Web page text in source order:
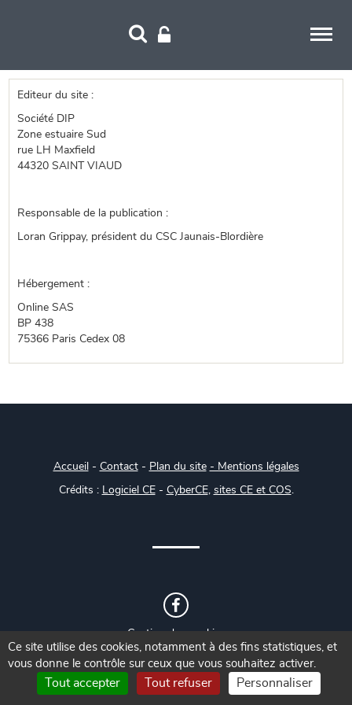
Editeur du site :
Société DIP
Zone estuaire Sud
rue LH Maxfield
44320 SAINT VIAUD
Responsable de la publication :
Loran Grippay, président du CSC Jaunais-Blordière
Hébergement :
Online SAS
BP 438
75366 Paris Cedex 08
Accueil - Contact- Plan du site - Mentions légales
Crédits : Logiciel CE- CyberCE, sites CE et COS.
Gestion des cookies
Ce site utilise des cookies, notamment à des fins statistiques, et
vous donne le contrôle sur ceux que vous souhaitez activer.
Tout accepter Tout refuser Personnaliser